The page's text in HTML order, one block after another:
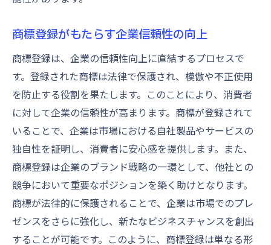
商標登録がもたらす企業信頼性の向上
商標登録は、企業の信頼性向上に直結するプロセスで
す。登録された商標は法律で保護され、模倣や不正使用
を防止する役割を果たします。このことにより、消費者
に対して企業の信頼性が高まります。商標が登録されて
いることで、企業は市場における自社製品やサービスの
独自性を証明し、消費者に安心感を提供します。また、
商標登録は企業のブランド戦略の一環として、他社との
競争において重要なポジションを築く助けとなります。
商標が法律的に保護されることで、企業は市場でのプレ
ゼンスをさらに強化し、新たなビジネスチャンスを創出
することが可能です。このように、商標登録は単なる形